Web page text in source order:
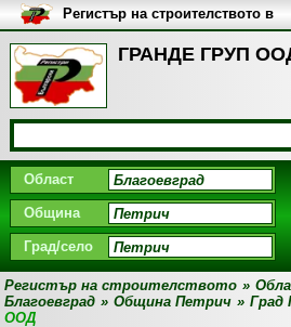
ГРАНДЕ ГРУП
Регистър на строителството в
България
Област
Община
Град/село
Регистър на строителството »
Благоевград » Община Петрич » Град
ООД